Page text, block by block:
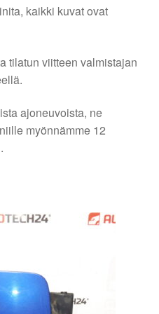
kaikki kuvat ovat
tilatun viitteen valmistajan
ajoneuvoista, ne
myönnämme 12